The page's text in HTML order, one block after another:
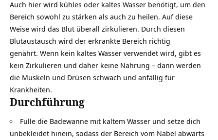
Auch hier wird kühles oder kaltes Wasser benötigt, um den
Bereich sowohl zu stärken als auch zu heilen. Auf diese
Weise wird das Blut überall zirkulieren. Durch diesen
Blutaustausch wird der erkrankte Bereich richtig
genährt. Wenn kein kaltes Wasser verwendet wird, gibt es
kein Zirkulieren und daher keine Nahrung – dann werden
die Muskeln und Drüsen schwach und anfällig für
Krankheiten.
Durchführung
Fülle die Badewanne mit kaltem Wasser und setze dich
unbekleidet hinein, sodass der Bereich vom Nabel abwärts